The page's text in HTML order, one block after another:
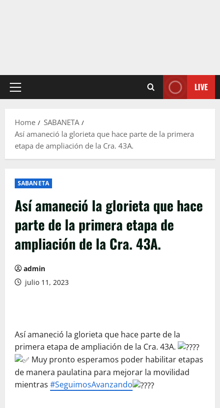
Primary
LIVE
Home
SABANETA
Así amaneció la glorieta que hace parte de la primera
etapa de ampliación de la Cra. 43A.
SABANETA
Así amaneció la glorieta que hace
parte de la primera etapa de
ampliación de la Cra. 43A.
admin
julio 11, 2023
Así amaneció la glorieta que hace parte de la
primera etapa de ampliación de la Cra. 43A.
Muy pronto esperamos poder habilitar etapas
de manera paulatina para mejorar la movilidad
mientras #SeguimosAvanzando